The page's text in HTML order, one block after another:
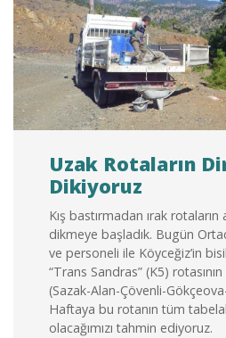
Uzak Rotaların
Dikiyoruz
Kış bastırmadan ırak
dikmeye başladık. Bugün
ve personeli ile Köyceğiz’in
“Trans Sandras” (K5) rotasının
(Sazak-Alan-Çövenli-
Haftaya bu rotanın tüm
olacağımızı tahmin ediyoruz.